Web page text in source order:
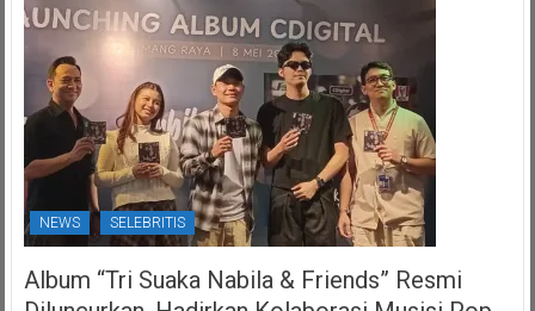
NEWS SELEBRITIS
Album “Tri Suaka Nabila & Friends” Resmi